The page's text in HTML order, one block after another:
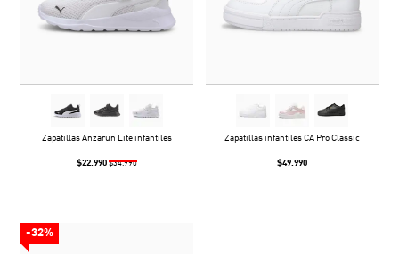
Zapatillas Anzarun Lite infantiles
$22.990 $34.990
Zapatillas infantiles CA Pro Classic
$49.990
-32%